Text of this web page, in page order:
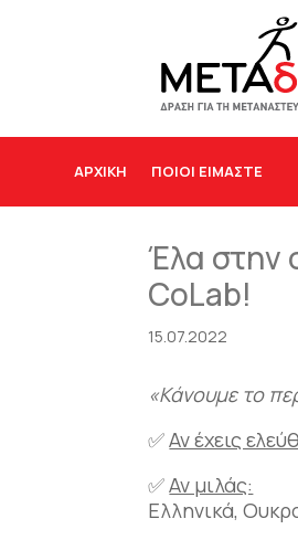
ΑΡΧΙΚΉ ΠΟΙΟΙ ΕΙΜΑΣΤΕ
Έλα στην
CoLab!
15.07.2022
«Κάνουμε το
✅Αν έχεις
✅Αν μιλάς:
Ελληνικά,